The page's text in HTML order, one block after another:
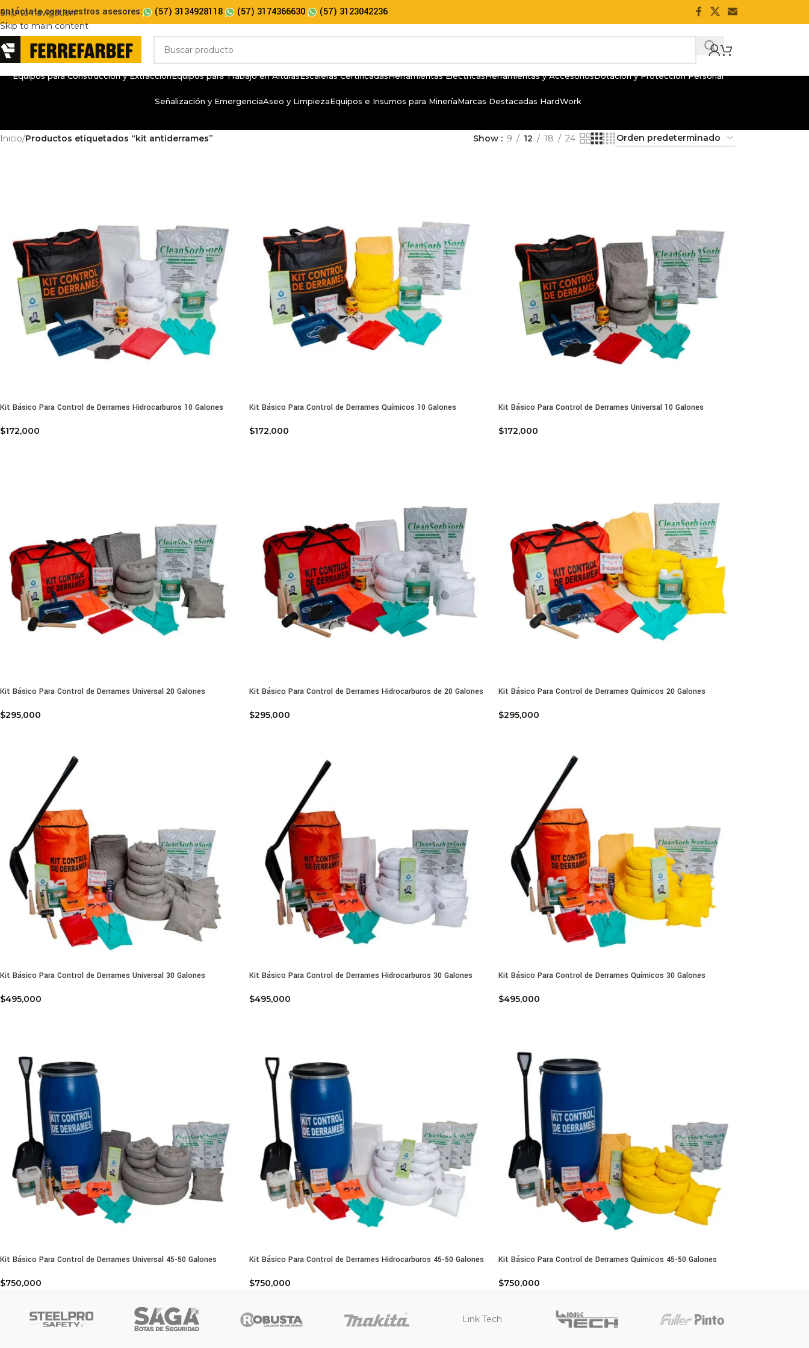
Skip to navigation
Skip to main content
con nuestros asesores: (57) 3134928118 (57) 3174366630 (57) 3123042236
Equipos para Construcción y ExtracciónEquipos para Trabajo en AlturasEscaleras CertificadasHerramientas EléctricasHerramientas y AccesoriosDotación y Protección Personal
Señalización y EmergenciaAseo y LimpiezaEquipos e Insumos para MineríaMarcas Destacadas HardWork
Inicio/Productos etiquetados “kit antiderrames” Show 9 12 18 24
Kit Básico Para Control de Derrames Hidrocarburos 10 Galones
$172,000
Kit Básico Para Control de Derrames Químicos 10 Galones
$172,000
Kit Básico Para Control de Derrames Universal 10 Galones
$172,000
Kit Básico Para Control de Derrames Universal 20 Galones
$295,000
Kit Básico Para Control de Derrames Hidrocarburos de 20 Galones
$295,000
Kit Básico Para Control de Derrames Químicos 20 Galones
$295,000
Kit Básico Para Control de Derrames Universal 30 Galones
$495,000
Kit Básico Para Control de Derrames Hidrocarburos 30 Galones
$495,000
Kit Básico Para Control de Derrames Químicos 30 Galones
$495,000
Kit Básico Para Control de Derrames Universal 45-50 Galones
$750,000
Kit Básico Para Control de Derrames Hidrocarburos 45-50 Galones
$750,000
Kit Básico Para Control de Derrames Químicos 45-50 Galones
$750,000
Link Tech